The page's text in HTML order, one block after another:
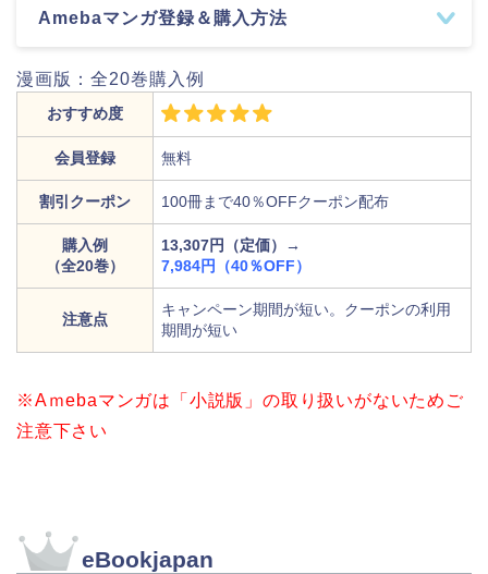
Amebaマンガ登録＆購入方法
漫画版：全20巻購入例
おすすめ度
会員登録 無料
割引クーポン 100冊まで40％OFFクーポン配布
購入例
（全20巻）
13,307円（定価）→
7,984円（40％OFF）
注意点
キャンペーン期間が短い。クーポンの利用
期間が短い
※Aｍebaマンガは「小説版」の取り扱いがないためご
注意下さい
eBookjapan